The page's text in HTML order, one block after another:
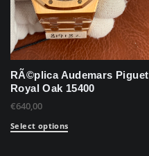
RÃ©plica Audemars Piguet
Royal Oak 15400
€640,00
Select options